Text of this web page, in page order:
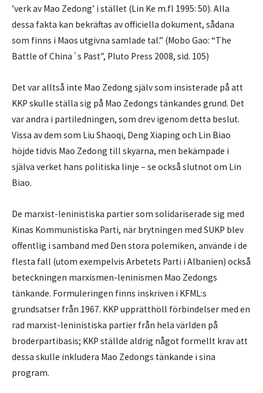
’verk av Mao Zedong’ i stället (Lin Ke m.fl 1995: 50). Alla
dessa fakta kan bekräftas av officiella dokument, sådana
som finns i Maos utgivna samlade tal.” (Mobo Gao: “The
Battle of China´s Past”, Pluto Press 2008, sid. 105)
Det var alltså inte Mao Zedong själv som insisterade på att
KKP skulle ställa sig på Mao Zedongs tänkandes grund. Det
var andra i partiledningen, som drev igenom detta beslut.
Vissa av dem som Liu Shaoqi, Deng Xiaping och Lin Biao
höjde tidvis Mao Zedong till skyarna, men bekämpade i
själva verket hans politiska linje – se också slutnot om Lin
Biao.
De marxist-leninistiska partier som solidariserade sig med
Kinas Kommunistiska Parti, när brytningen med SUKP blev
offentlig i samband med Den stora polemiken, använde i de
flesta fall (utom exempelvis Arbetets Parti i Albanien) också
beteckningen marxismen-leninismen Mao Zedongs
tänkande. Formuleringen finns inskriven i KFML:s
grundsatser från 1967. KKP upprätthöll förbindelser med en
rad marxist-leninistiska partier från hela världen på
broderpartibasis; KKP ställde aldrig något formellt krav att
dessa skulle inkludera Mao Zedongs tänkande i sina
program.